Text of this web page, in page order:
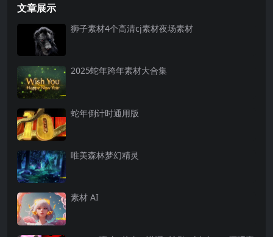
文章展示
狮子素材4个高清cj素材夜场素材
2025蛇年跨年素材大合集
蛇年倒计时通用版
唯美森林梦幻精灵
素材 AI